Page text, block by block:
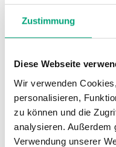
Zustimmung
Diese Webseite
Wir verwenden
personalisieren,
zu können und die
analysieren. Außerdem
Verwendung unserer
Schaltleistung
Stufenfunktion
Rückstellfunktion